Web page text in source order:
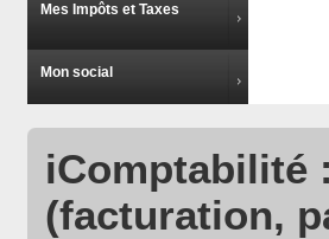
Mes Impôts et Taxes
Mon social
iComptabilité
(facturation,